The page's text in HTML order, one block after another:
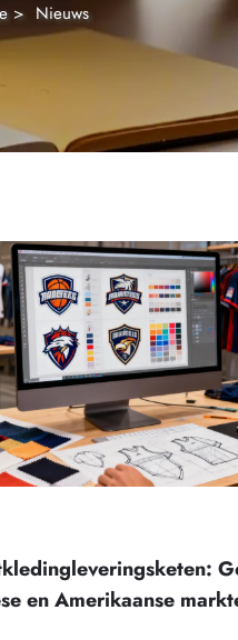
> Nieuws
en Amerikaanse